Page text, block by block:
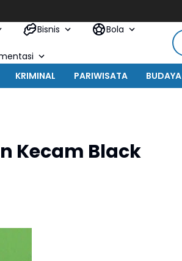
Bisnis Bola
KRIMINAL PARIWISATA BUDAYA
Kecam Black